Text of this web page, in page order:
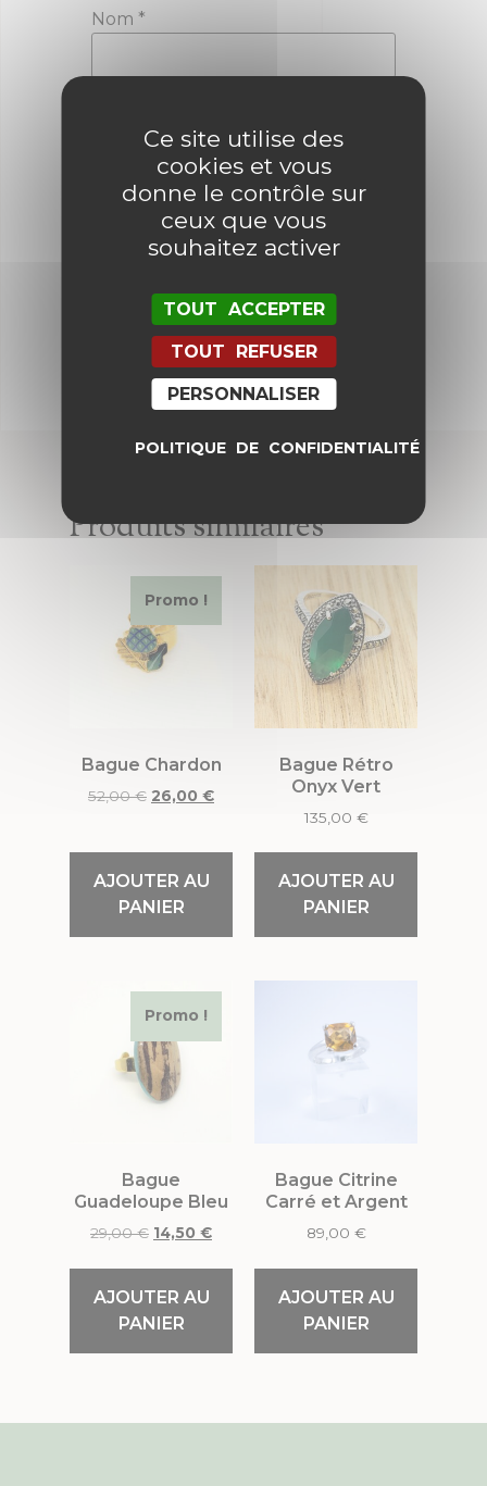
Nom *
Enregistrer mon nom, mon e-mail
et mon site dans le navigateur
pour mon prochain commentaire.
Produits similaires
Promo !
Bague Chardon
52,00€ 26,00 €
AJOUTER AU
PANIER
Bague Rétro
Onyx Vert
135,00 €
AJOUTER AU
PANIER
Promo !
Bague
Guadeloupe Bleu
29,00€ 14,50 €
AJOUTER AU
PANIER
Bague Citrine
Carré et Argent
89,00 €
AJOUTER AU
PANIER
Ce site utilise des
cookies et vous
donne le contrôle sur
ceux que vous
souhaitez activer
TOUT ACCEPTER
TOUT REFUSER
PERSONNALISER
POLITIQUE DE CONFIDENTIALITÉ